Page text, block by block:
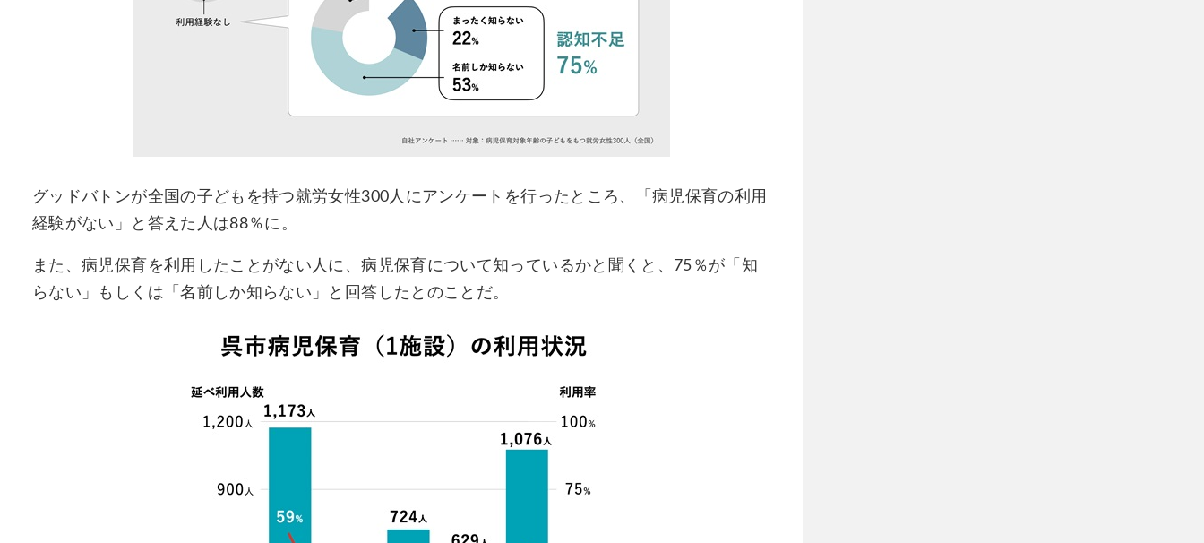
グッドバトンが全国の子どもを持つ就労女性300人にアンケートを行ったところ、「病児保育の利用
経験がない」と答えた人は88％に。
また、病児保育を利用したことがない人に、病児保育について知っているかと聞くと、75％が「知
らない」もしくは「名前しか知らない」と回答したとのことだ。